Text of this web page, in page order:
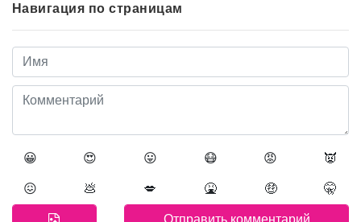
Навигация по страницам
😀 😍 😛 😷 😡 👿
😖 💩 💋 🤮 🤑 🤫